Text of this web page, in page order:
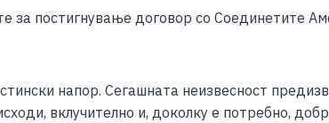
за постигнување договор со Соединетите
напор. Сегашната неизвесност
вклучително и, доколку е потребно,